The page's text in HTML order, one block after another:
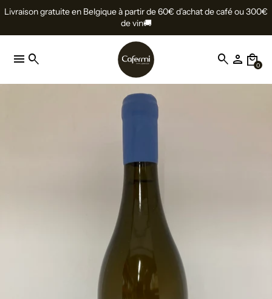
Livraison gratuite en Belgique à partir de 60€ d'achat de café ou 300€
de vin🚚
menu search search person local_mall
0